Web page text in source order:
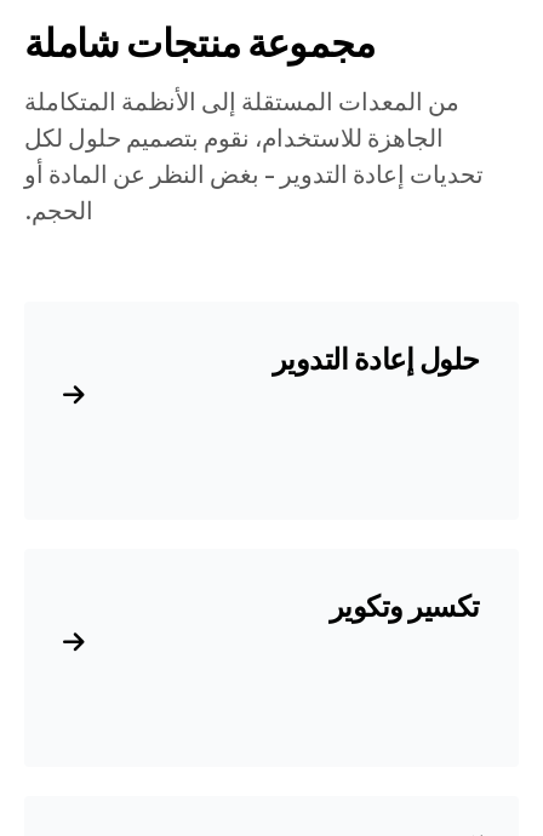
مجموعة منتجات شاملة
من المعدات المستقلة إلى الأنظمة المتكاملة
الجاهزة للاستخدام، نقوم بتصميم حلول لكل
تحديات إعادة التدوير - بغض النظر عن المادة أو
الحجم.
حلول إعادة التدوير
تكسير وتكوير